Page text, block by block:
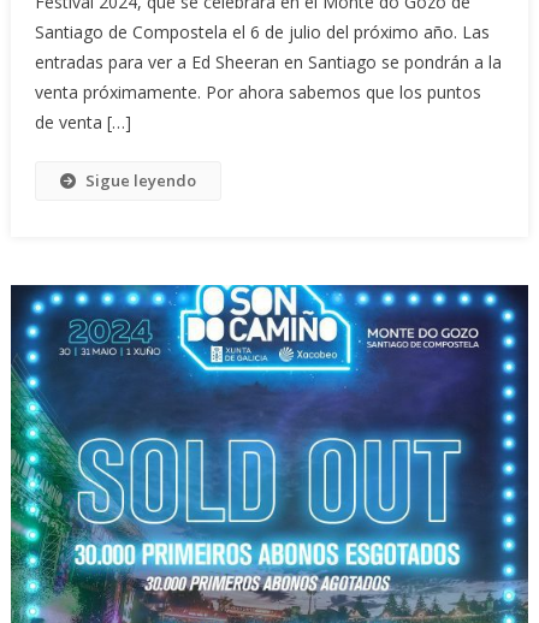
Santiago de Compostela el 6 de julio del próximo año. Las
entradas para ver a Ed Sheeran en Santiago se pondrán a la
venta próximamente. Por ahora sabemos que los puntos
de venta […]
Sigue leyendo